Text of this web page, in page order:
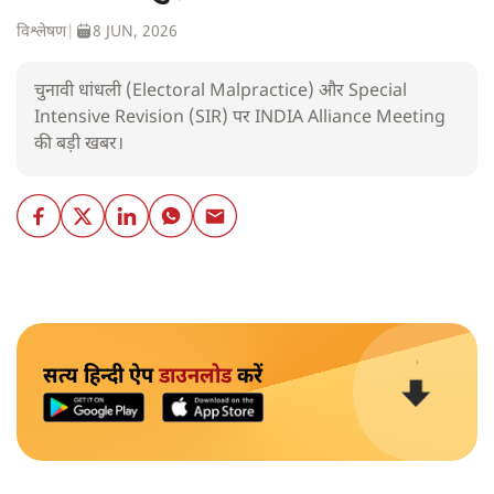
विश्लेषण| 8 JUN, 2026
चुनावी धांधली (Electoral Malpractice) और Special
Intensive Revision (SIR) पर INDIA Alliance Meeting
की बड़ी खबर।
सत्य हिन्दी ऐपडाउनलोडकरें